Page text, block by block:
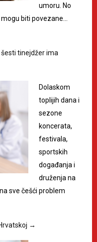
umoru. No
biti povezane…
tinejdžer ima
Dolaskom
toplijih dana i
sezone
koncerata,
festivala,
sportskih
događanja i
druženja na
sve češći problem
→